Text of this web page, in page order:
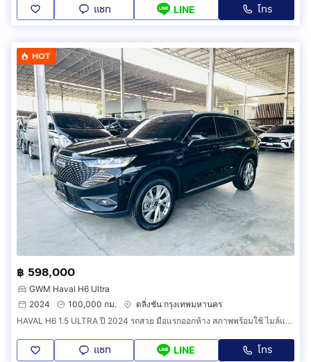
แชท LINE โทร
HOT
฿ 598,000
GWM Haval H6 Ultra
2024
100,000 กม.
ตลิ่งชัน กรุงเทพมหานคร
HAVAL H6 1.5 ULTRA ปี 2024 รถสวย มือแรกออกห้าง สภาพพร้อมใช้ ไมล์แท้ TOP สุด Minor รับประกันตัวถังสวย
แชท LINE โทร